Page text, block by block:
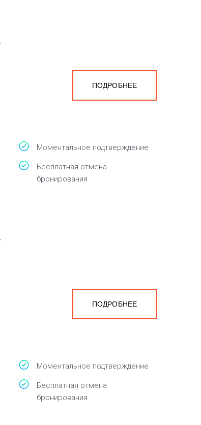
ПОДРОБНЕЕ
Моментальное подтверждение
Бесплатная отмена
бронирования
ПОДРОБНЕЕ
Моментальное подтверждение
Бесплатная отмена
бронирования